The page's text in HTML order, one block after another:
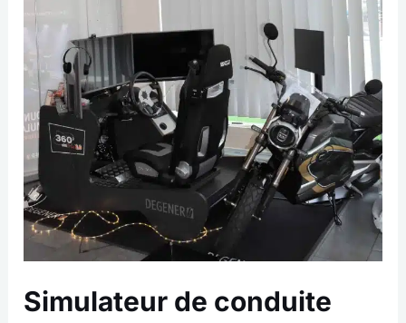
Simulateur de conduite
de
conduite